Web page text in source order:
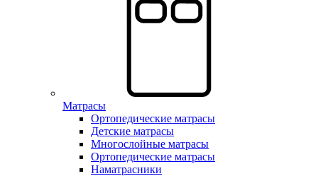
Матрасы
Ортопедические матрасы
Детские матрасы
Многослойные матрасы
Ортопедические матрасы
Наматрасники